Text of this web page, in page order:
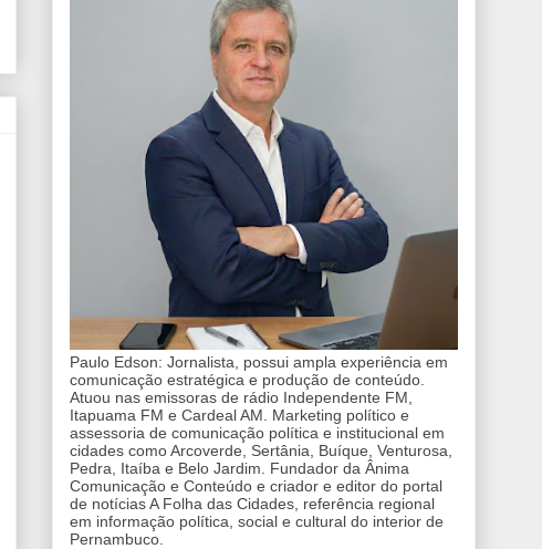
Paulo Edson: Jornalista, possui ampla experiência em
comunicação estratégica e produção de conteúdo.
Atuou nas emissoras de rádio Independente FM,
Itapuama FM e Cardeal AM. Marketing político e
assessoria de comunicação política e institucional em
cidades como Arcoverde, Sertânia, Buíque, Venturosa,
Pedra, Itaíba e Belo Jardim. Fundador da Ânima
Comunicação e Conteúdo e criador e editor do portal
de notícias A Folha das Cidades, referência regional
em informação política, social e cultural do interior de
Pernambuco.